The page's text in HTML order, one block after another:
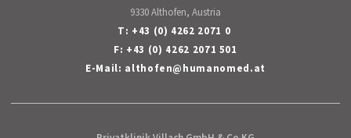
9330 Althofen, Austria
T: +43 (0) 4262 2071 0
F: +43 (0) 4262 2071 501
E-Mail: althofen@humanomed.at